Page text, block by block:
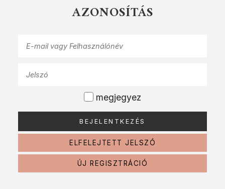
AZONOSÍTÁS
megjegyez
ELFELEJTETT JELSZÓ
ÚJ REGISZTRÁCIÓ